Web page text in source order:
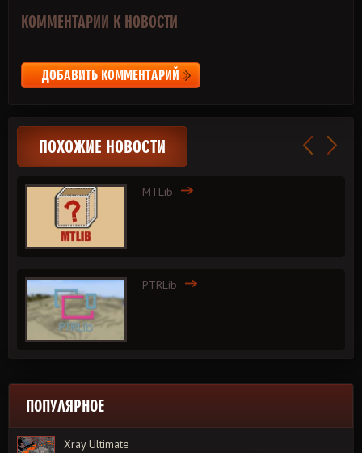
КОММЕНТАРИИ К НОВОСТИ
ДОБАВИТЬ КОММЕНТАРИЙ
ПОХОЖИЕ НОВОСТИ
MTLib
PTRLib
ПОПУЛЯРНОЕ
Xray Ultimate